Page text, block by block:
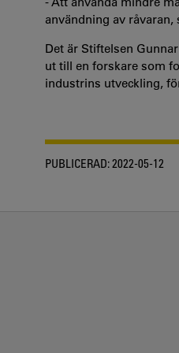
användning av
Det är Stiftelsen
ut till en forskare som
industrins utveckling,
PUBLICERAD:2022-05-12